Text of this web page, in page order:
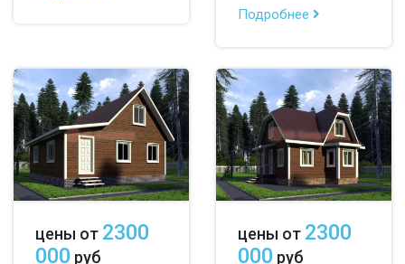
Подробнее
цены от 2300
000 руб
цены от 2300
000 руб